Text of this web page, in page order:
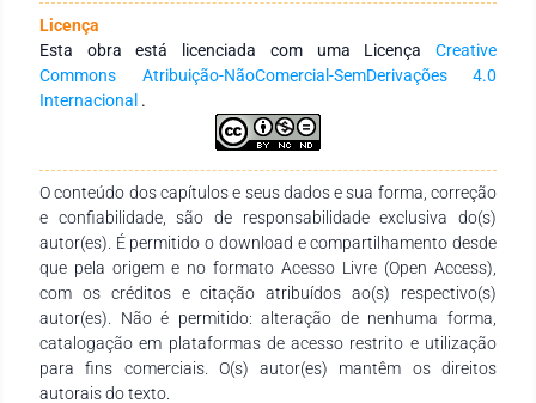
sustentada por saberes tradicionais transmitidos oralmente.
A maioria dos pescadores atua de forma informal, com baixo
nível de escolaridade e acesso limitado a bens. A atividade
gera impactos positivos na renda local, no comércio e no
turismo. Contudo, observou-se uma adoção restrita de
práticas sustentáveis, com ênfase quase exclusiva no
artesanal possui grande relevância socioeconômica, mas
enfrenta desafios estruturais que comprometem sua
sustentabilidade. Os achados apontam para a necessidade
de políticas públicas integradas que promovam educação
ambiental, valorizem os saberes tradicionais e incentivem
práticas sustentáveis.
Licença
Esta obra está licenciada com uma Licença Creative
Commons Atribuição-NãoComercial-SemDerivações 4.0
Internacional .
O conteúdo dos capítulos e seus dados e sua forma, correção
e confiabilidade, são de responsabilidade exclusiva do(s)
autor(es). É permitido o download e compartilhamento desde
que pela origem e no formato Acesso Livre (Open Access),
com os créditos e citação atribuídos ao(s) respectivo(s)
autor(es). Não é permitido: alteração de nenhuma forma,
catalogação em plataformas de acesso restrito e utilização
para fins comerciais. O(s) autor(es) mantêm os direitos
autorais do texto.